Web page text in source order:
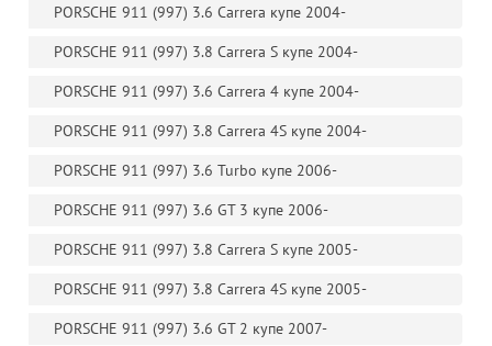
PORSCHE 911 (997) 3.6 Carrera купе 2004-
PORSCHE 911 (997) 3.8 Carrera S купе 2004-
PORSCHE 911 (997) 3.6 Carrera 4 купе 2004-
PORSCHE 911 (997) 3.8 Carrera 4S купе 2004-
PORSCHE 911 (997) 3.6 Turbo купе 2006-
PORSCHE 911 (997) 3.6 GT 3 купе 2006-
PORSCHE 911 (997) 3.8 Carrera S купе 2005-
PORSCHE 911 (997) 3.8 Carrera 4S купе 2005-
PORSCHE 911 (997) 3.6 GT 2 купе 2007-